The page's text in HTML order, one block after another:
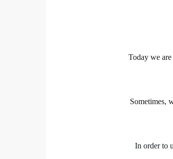
Today we
Sometimes,
In order to